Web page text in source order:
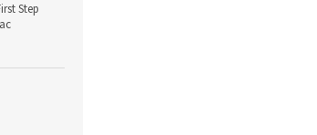
Step